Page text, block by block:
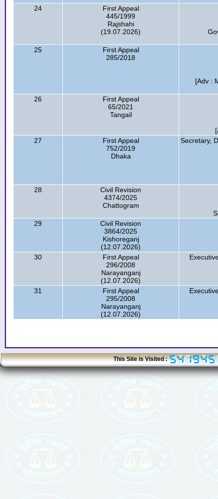
24
First Appeal
445/1999
Rajshahi
(19.07.2026)
25
First Appeal
285/2018
[Adv :
26
First Appeal
65/2021
Tangail
27
First Appeal
752/2019
Dhaka
Secretary,
28
Civil Revision
4374/2025
Chattogram
29
Civil Revision
3864/2025
Kishoreganj
(12.07.2026)
30
First Appeal
296/2008
Narayanganj
(12.07.2026)
31
First Appeal
295/2008
Narayanganj
(12.07.2026)
This Site is Visited :